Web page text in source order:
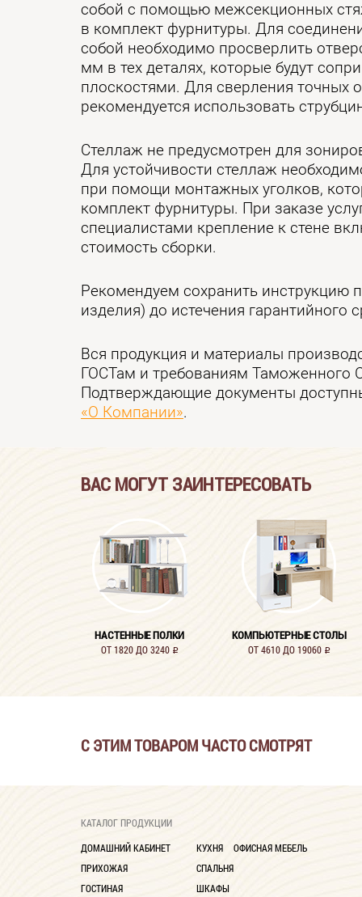
собой с помощью межсекционных
в комплект фурнитуры. Для
собой необходимо просверлить
мм в тех деталях, которые будут
плоскостями. Для сверления точных
рекомендуется использовать
Стеллаж не предусмотрен для
Для устойчивости стеллаж
при помощи монтажных уголков,
комплект фурнитуры. При заказе
специалистами крепление к стене
стоимость сборки.
Рекомендуем сохранить инструкцию
изделия) до истечения гарантийного
Вся продукция и материалы
ГОСТам и требованиям Таможенного
Подтверждающие документы
«О Компании».
ВАС МОГУТ ЗАИНТЕРЕСОВАТЬ
НАСТЕННЫЕ ПОЛКИ
ОТ 1820 ДО 3240 i
КОМПЬЮТЕРНЫЕ СТОЛЫ
ОТ 4610 ДО 19060 i
С ЭТИМ ТОВАРОМ ЧАСТО СМОТРЯТ
КАТАЛОГ ПРОДУКЦИИ
ДОМАШНИЙ КАБИНЕТ
ПРИХОЖАЯ
ГОСТИНАЯ
КУХНЯ
СПАЛЬНЯ
ШКАФЫ
ОФИСНАЯ МЕБЕЛЬ